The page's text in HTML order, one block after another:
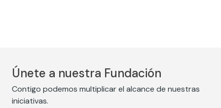
Únete a nuestra Fundación
Contigo podemos multiplicar el alcance de nuestras
iniciativas.